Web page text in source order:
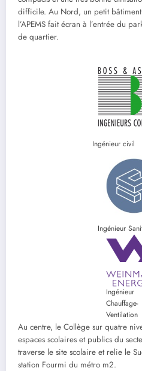
difficile. Au Nord, un petit
l’APEMS fait écran à l’entrée du
de quartier.
Ingénieur civil
Ingénieur
Ingénieur
Chauffage-
Ventilation
Au centre, le Collège sur quatre
espaces scolaires et publics du
traverse le site scolaire et relie le
station Fourmi du métro m2.